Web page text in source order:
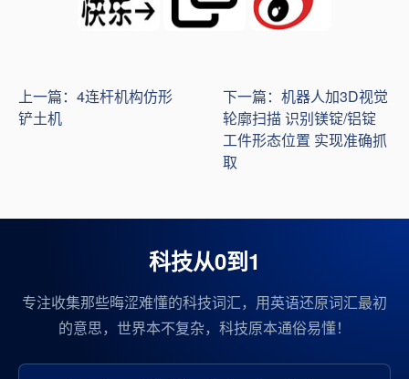
上一篇：4连杆机构仿形
铲土机
下一篇：机器人加3D视觉
轮廓扫描 识别镁锭/铝锭
工件形态位置 实现准确抓
取
科技从0到1
专注收集那些晦涩难懂的科技词汇，用英语还原词汇最初
的意思，世界本不复杂，科技原本通俗易懂！